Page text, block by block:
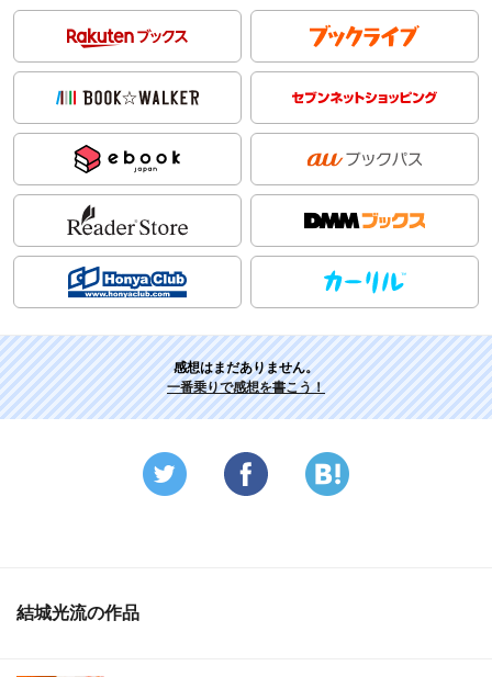
感想はまだありません。
一番乗りで感想を書こう！
結城光流の作品